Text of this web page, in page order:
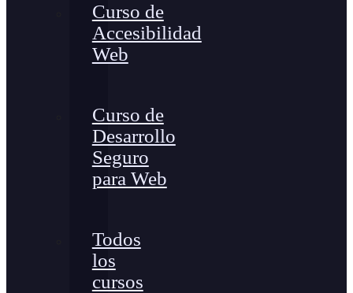
Curso de
Accesibilidad
Web
Curso de
Desarrollo
Seguro
para Web
Todos
los
cursos